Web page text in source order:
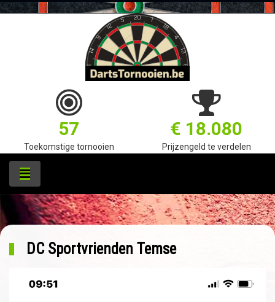
57
Toekomstige tornooien
€ 18.080
Prijzengeld te verdelen
DC Sportvrienden Temse